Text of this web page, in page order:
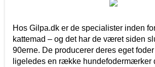
Hos Gilpa.dk er de specialister inden
kattemad – og det har de været siden
90erne. De producerer deres eget
ligeledes en række hundefodermærker